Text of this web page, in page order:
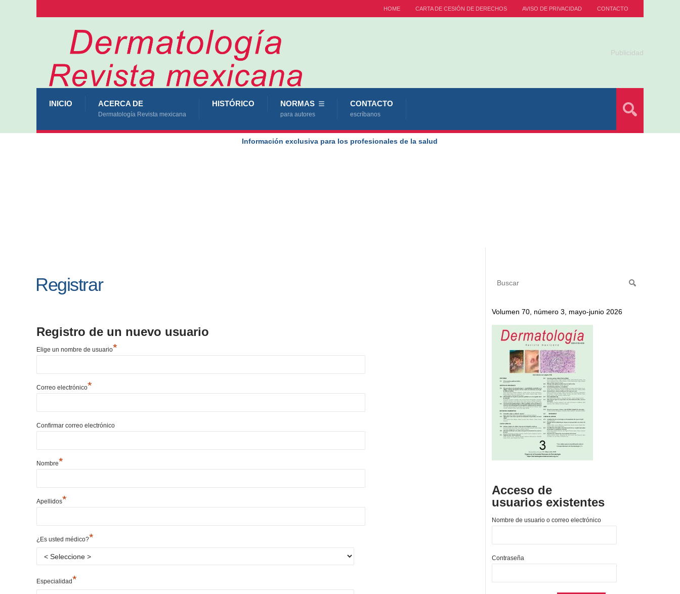
HOME CARTA DE CESIÓN DE DERECHOS AVISO DE PRIVACIDAD CONTACTO
Publicidad
INICIO ACERCA DE
Dermatología Revista mexicana
HISTÓRICO NORMAS
para autores
CONTACTO
escríbanos
Información exclusiva para los profesionales de la salud
Registrar
Registro de un nuevo usuario
Elige un nombre de usuario*
Correo electrónico*
Confirmar correo electrónico
Nombre*
Apellidos*
¿Es usted médico?*
Especialidad*
Volumen 70, número 3, mayo-junio 2026
Acceso de
usuarios existentes
Nombre de usuario o correo electrónico
Contraseña